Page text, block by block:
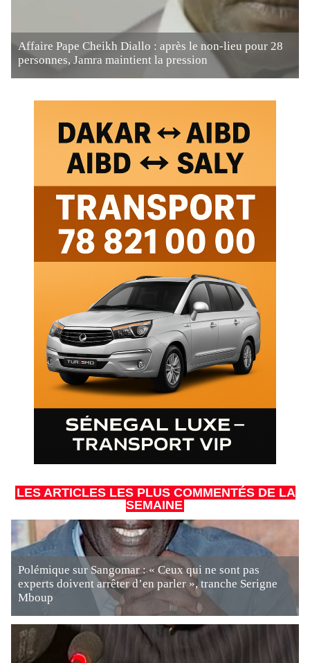
Affaire Pape Cheikh Diallo : après le non-lieu pour 28
personnes, Jamra maintient la pression
LES ARTICLES LES PLUS COMMENTÉS DE LA
SEMAINE
Polémique sur Sangomar : « Ceux qui ne sont pas
experts doivent arrêter d’en parler », tranche Serigne
Mboup